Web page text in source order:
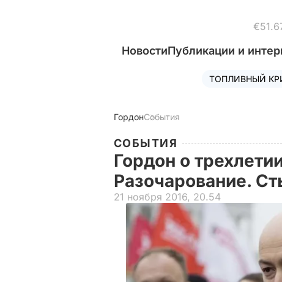
НовостиПубликации и
ТОПЛИВНЫЙ
ГордонСобытия
СОБЫТИЯ
Гордон о
Разочарование.
21 ноября 2016, 20.54